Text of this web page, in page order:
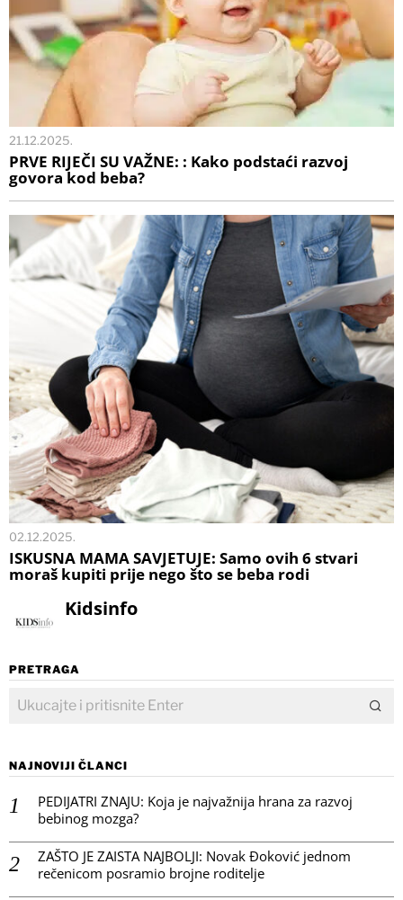
21.12.2025.
PRVE RIJEČI SU VAŽNE: : Kako podstaći razvoj
govora kod beba?
02.12.2025.
ISKUSNA MAMA SAVJETUJE: Samo ovih 6 stvari
moraš kupiti prije nego što se beba rodi
Kidsinfo
PRETRAGA
NAJNOVIJI ČLANCI
PEDIJATRI ZNAJU: Koja je najvažnija hrana za razvoj
bebinog mozga?
ZAŠTO JE ZAISTA NAJBOLJI: Novak Đoković jednom
rečenicom posramio brojne roditelje